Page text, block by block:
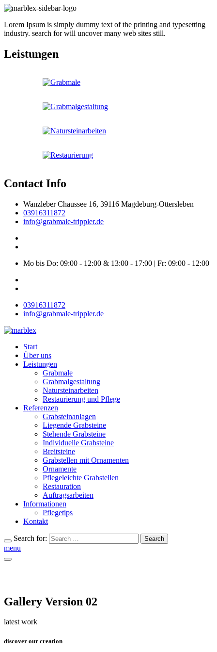
Lorem Ipsum is simply dummy text of the printing and typesetting
industry. search for will uncover many web sites still.
Leistungen
Contact Info
Wanzleber Chaussee 16, 39116 Magdeburg-Ottersleben
03916311872
info@grabmale-trippler.de
Mo bis Do: 09:00 - 12:00 & 13:00 - 17:00 | Fr: 09:00 - 12:00
03916311872
info@grabmale-trippler.de
Start
Über uns
Leistungen
Grabmale
Grabmalgestaltung
Natursteinarbeiten
Restaurierung und Pflege
Referenzen
Grabsteinanlagen
Liegende Grabsteine
Stehende Grabsteine
Individuelle Grabsteine
Breitsteine
Grabstellen mit Ornamenten
Ornamente
Pflegeleichte Grabstellen
Restauration
Auftragsarbeiten
Informationen
Pflegetips
Kontakt
Search for: Search
menu
Gallery Version 02
latest work
discover our creation